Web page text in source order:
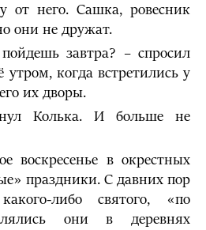
от него. Сашка, ровесник
они не дружат.
завтра? – спросил
когда встретились у
их дворы.
Колька. И больше не
воскресенье в окрестных
праздники. С давних пор
либо святого, «по
они в деревнях